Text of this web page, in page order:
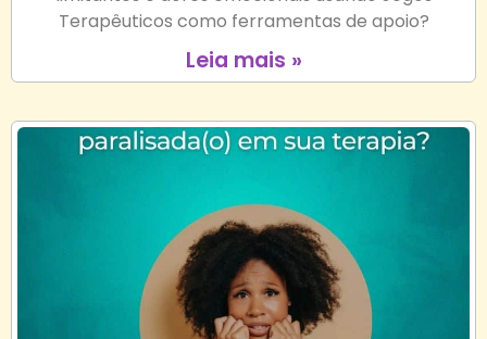
Terapêuticos como ferramentas de apoio?
Leia mais »